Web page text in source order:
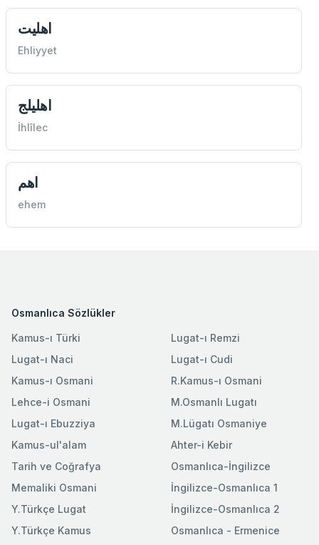
اهليت
Ehliyyet
اهليلج
İhlîlec
اهم
ehem
Osmanlıca Sözlükler
Kamus-ı Türki
Lugat-ı Naci
Kamus-ı Osmani
Lehce-i Osmani
Lugat-ı Ebuzziya
Lugat-ı Remzi
Lugat-ı Cudi
R.Kamus-ı Osmani
M.Osmanlı Lugatı
M.Lügatı Osmaniye
Kamus-ul'alam
Tarih ve Coğrafya
Memaliki Osmani
Y.Türkçe Lugat
Y.Türkçe Kamus
Ahter-i Kebir
Osmanlıca-İngilizce
İngilizce-Osmanlıca 1
İngilizce-Osmanlıca 2
Osmanlıca - Ermenice